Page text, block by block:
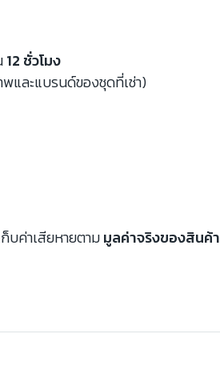
12 ชั่วโมง
และแบรนด์ของชุดที่เช่า)
บค่าเสียหายตามมูลค่าจริงของสินค้า